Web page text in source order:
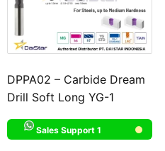
DPPA02 – Carbide Dream
Drill Soft Long YG-1
Sales Support 1